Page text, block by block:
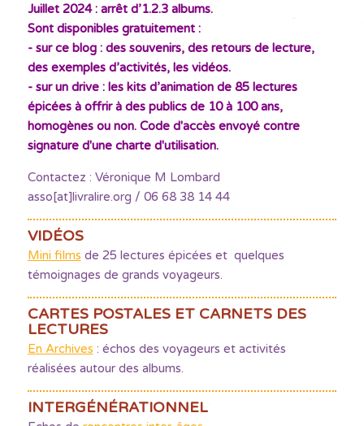
Juillet 2024 : arrêt d’1.2.3 albums.
Sont disponibles gratuitement :
- sur ce blog : des souvenirs, des retours de lecture,
des exemples d’activités, les vidéos.
- sur un drive : les kits d’animation de 85 lectures
épicées à offrir à des publics de 10 à 100 ans,
homogènes ou non. Code d'accès envoyé contre
signature d'une charte d'utilisation.
Contactez : Véronique M Lombard
asso[at]livralire.org / 06 68 38 14 44
VIDÉOS
Mini films de 25 lectures épicées et quelques
témoignages de grands voyageurs.
CARTES POSTALES ET CARNETS DES
LECTURES
En Archives : échos des voyageurs et activités
réalisées autour des albums.
INTERGÉNÉRATIONNEL